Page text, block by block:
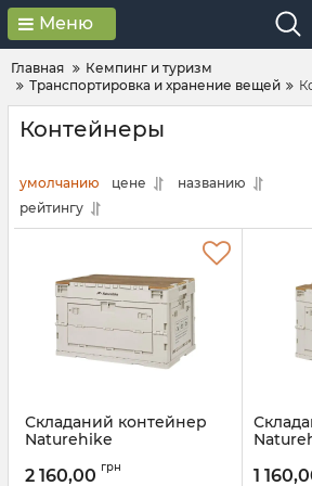
Меню
Главная
Кемпинг и туризм
Транспортировка и хранение вещей
Контейнеры
умолчанию цене
названию
рейтингу
Складаний контейнер
Naturehike
бежево-сірий
2 160,00 грн 1